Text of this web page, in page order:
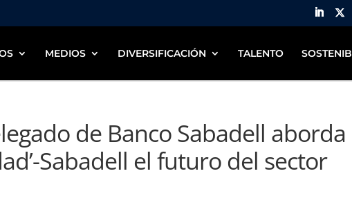
MEDIOS DIVERSIFICACIÓN TALENTO
de Banco Sabadell aborda
Sabadell el futuro del sector